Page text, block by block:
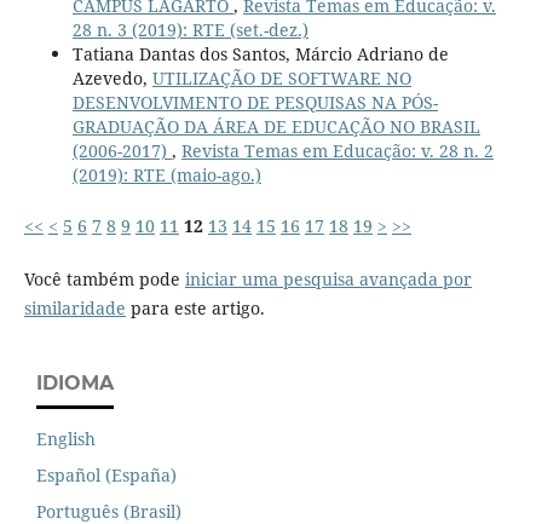
CAMPUS LAGARTO , Revista Temas em Educação: v.
28 n. 3 (2019): RTE (set.-dez.)
Tatiana Dantas dos Santos, Márcio Adriano de
Azevedo, UTILIZAÇÃO DE SOFTWARE NO
DESENVOLVIMENTO DE PESQUISAS NA PÓS-
GRADUAÇÃO DA ÁREA DE EDUCAÇÃO NO BRASIL
(2006-2017) , Revista Temas em Educação: v. 28 n. 2
(2019): RTE (maio-ago.)
<< < 5 6 7 8 9 10 11 12 13 14 15 16 17 18 19 > >>
Você também pode iniciar uma pesquisa avançada por
similaridade para este artigo.
IDIOMA
English
Español (España)
Português (Brasil)